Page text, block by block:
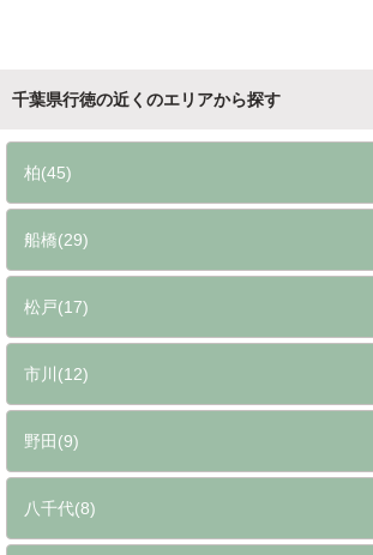
千葉県行徳の近くのエリアから探す
柏(45)
船橋(29)
松戸(17)
市川(12)
野田(9)
八千代(8)